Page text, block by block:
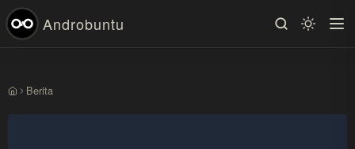
Androbuntu
Beranda
Berita